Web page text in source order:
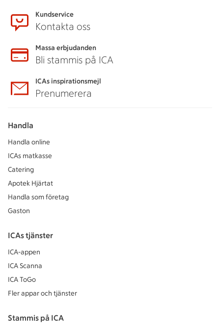
Kundservice
Kontakta oss
Massa erbjudanden
Bli stammis på ICA
ICAs inspirationsmejl
Prenumerera
Handla
Handla online
ICAs matkasse
Catering
Apotek Hjärtat
Handla som företag
Gaston
ICAs tjänster
ICA-appen
ICA Scanna
ICA ToGo
Fler appar och tjänster
Stammis på ICA